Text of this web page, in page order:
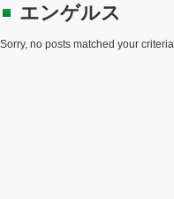
エンゲルス
Sorry, no posts matched your criteria.